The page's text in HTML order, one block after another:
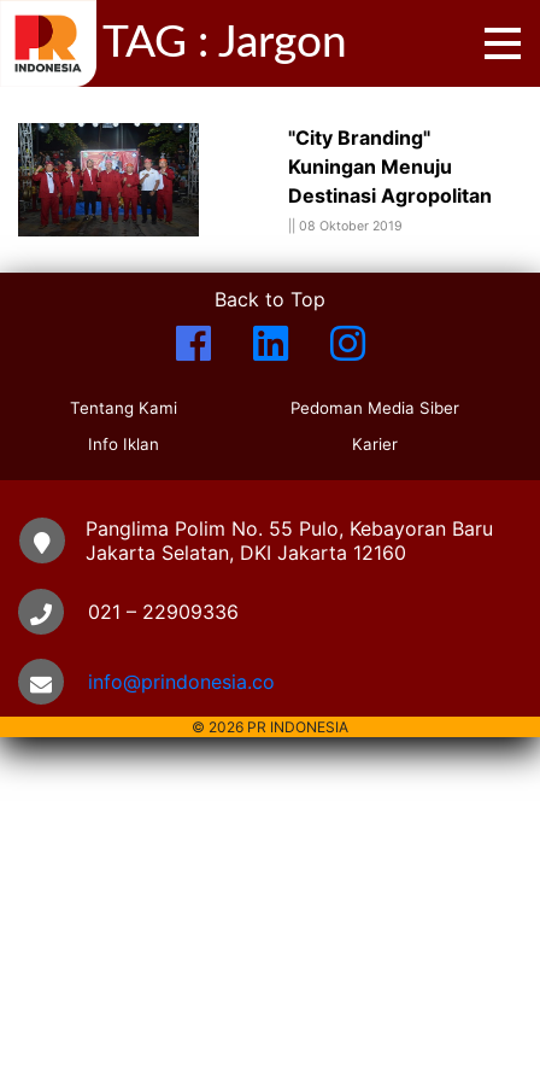
TAG : Jargon
"City Branding"
Kuningan Menuju
Destinasi Agropolitan
08 Oktober 2019
Back to Top
Tentang Kami
Info Iklan
Pedoman Media Siber
Karier
Panglima Polim No. 55 Pulo, Kebayoran Baru
Jakarta Selatan, DKI Jakarta 12160
021 – 22909336
info@prindonesia.co
© 2026 PR INDONESIA